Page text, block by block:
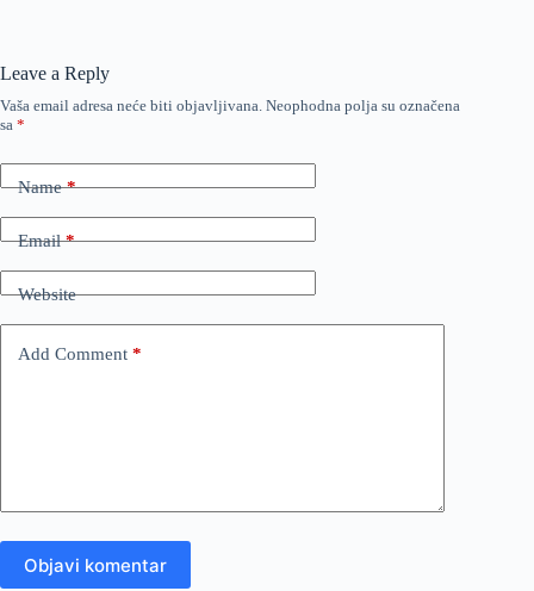
Leave a Reply
Vaša email adresa neće biti objavljivana. Neophodna polja su označena
sa *
Name*
Email*
Website
Add Comment *
Objavi komentar